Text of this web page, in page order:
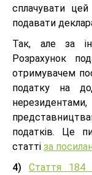
сплачувати
подавати
Так, але за
Розрахунок
отримувачем
податку на
податків. Це
статті за
4)
Стаття